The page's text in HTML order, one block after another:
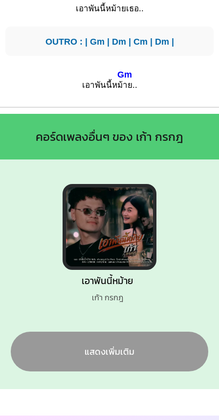
เอาพันนี้หม้ายเธอ..
OUTRO : | Gm | Dm | Cm | Dm |
เอาพันนี้หม้
Gm
าย..
คอร์ดเพลงอื่นๆ ของ เก้า กรกฎ
เอาพันนี้หม้าย
เก้า กรกฎ
แสดงเพิ่มเติม